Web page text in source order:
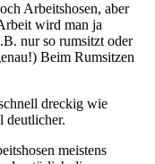
Arbeitshosen, aber
wird man ja
nur so rumsitzt oder
Beim Rumsitzen
dreckig wie
deutlicher.
meistens